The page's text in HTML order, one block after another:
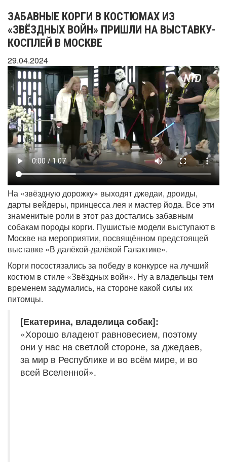
ЗАБАВНЫЕ КОРГИ В КОСТЮМАХ ИЗ
«ЗВЁЗДНЫХ ВОЙН» ПРИШЛИ НА ВЫСТАВКУ-
КОСПЛЕЙ В МОСКВЕ
29.04.2024
На «звёздную дорожку» выходят джедаи, дроиды,
дарты вейдеры, принцесса лея и мастер йода. Все эти
знаменитые роли в этот раз достались забавным
собакам породы корги. Пушистые модели выступают в
Москве на мероприятии, посвящённом предстоящей
выставке «В далёкой-далёкой Галактике».
Корги посостязались за победу в конкурсе на лучший
костюм в стиле «Звёздных войн». Ну а владельцы тем
временем задумались, на стороне какой силы их
питомцы.
[Екатерина, владелица собак]:
«Хорошо владеют равновесием, поэтому
они у нас на светлой стороне, за джедаев,
за мир в Республике и во всём мире, и во
всей Вселенной».